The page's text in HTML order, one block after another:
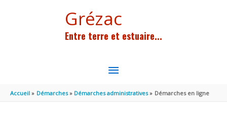
Grézac
Entre terre et estuaire...
MENU
PRINCIPAL
Accueil Démarches Démarches administratives Démarches en ligne